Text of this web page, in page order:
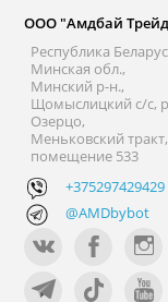
ООО "Амдбай
Республика
Минская обл.,
Минский р-н.,
Щомыслицкий с/с,
Озерцо,
Меньковский
помещение 533
+375297429429
@AMDbybot